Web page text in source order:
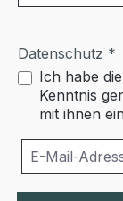
Datenschutz *
Ich habe die
Kenntnis
mit ihnen